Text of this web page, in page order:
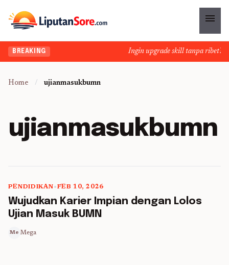
menu
BREAKING Ingin upgrade skill tanpa ribet?
Home / ujianmasukbumn
ujianmasukbumn
5 min read
PENDIDIKAN•FEB 10, 2026
Wujudkan Karier Impian dengan Lolos
Ujian Masuk BUMN
Me Mega